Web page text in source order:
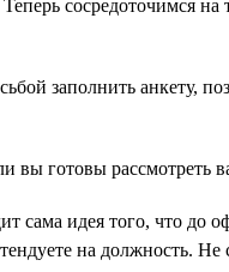
сосредоточимся
заполнить анкету,
вы готовы рассмотреть
идея того, что до
на должность. Не